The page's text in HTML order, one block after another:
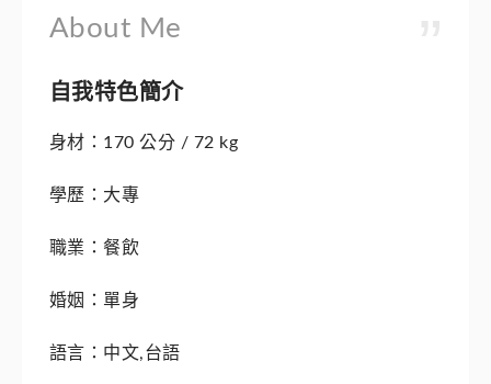
About Me
自我特色簡介
身材：170 公分 / 72 kg
學歷：大專
職業：餐飲
婚姻：單身
語言：中文,台語